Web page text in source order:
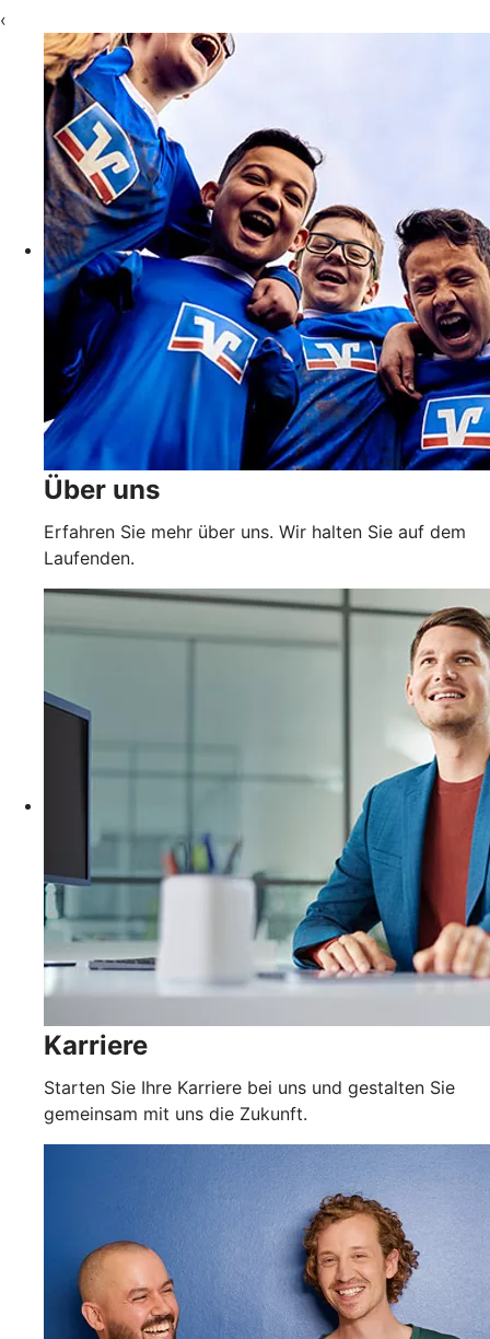
‹
Über uns
Erfahren Sie mehr über uns. Wir halten Sie auf dem
Laufenden.
Karriere
Starten Sie Ihre Karriere bei uns und gestalten Sie
gemeinsam mit uns die Zukunft.